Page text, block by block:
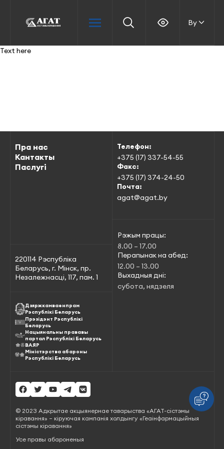
By
Text here
© 2023 Адкрытае акцыянернае таварыства «АГАТ-сістэмы
кіравання» – кіруючая кампанія холдынгу «Геаінфармацыйныя
сістэмы кіравання»
Усе правы абароненыя
Пра нас
Кантакты
Паслугі
Рэжым працы:
8.00 – 17.00
Перапынак на абед:
12.00 – 13.00
Выхадныя дні:
субота, нядзеля
Дзяржкамваенпрам
Рэспублікі Беларусь
Прэзідэнт Рэспублікі
Беларусь
Нацыянальны прававы
партал Рэспублікі Беларусь
ВАЯР
Міністэрства абароны
Рэспублікі Беларусь
Телефон:
+375 (17) 337-54-55
Факс:
+375 (17) 374-24-50
Почта:
agat@agat.by
220114 Рэспубліка
Беларусь, г. Мінск, пр.
Незалежнасці, 117, пам. 1